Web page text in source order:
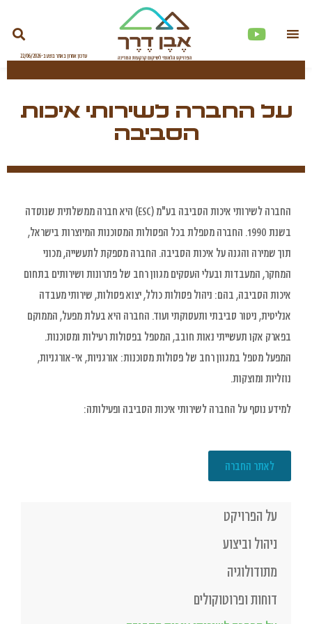
על החברה לשירותי איכות
הסביבה
על הפרויקט
ניהול וביצוע
מתודולוגיה
דוחות ופרוטוקולים
החברה לשירותי איכות הסביבה בע"מ (ESC) היא חברה ממשלתית שנוסדה
בשנת 1990. החברה מטפלת בכל הפסולות המסוכנות המיוצרות בישראל,
תוך שמירה והגנה על איכות הסביבה. החברה מספקת לתעשייה, מכוני
המחקר, המעבדות ובעלי העסקים מגוון רחב של פתרונות ושירותים בתחום
איכות הסביבה, בהם: ניהול פסולות כולל, יצוא פסולות, שירותי מעבדה
אנליטית, ניטור סביבתי ותעסוקתי ועוד. החברה היא בעלת מפעל, הממוקם
בפארק אקו תעשייתי נאות חובב, המטפל בפסולות רעילות ומסוכנות.
המפעל מטפל במגוון רחב של פסולות מסוכנות: אורגניות, אי-אורגניות,
נוזליות ומוצקות.
למידע נוסף על החברה לשירותי איכות הסביבה ופעילותה:
לאתר החברה